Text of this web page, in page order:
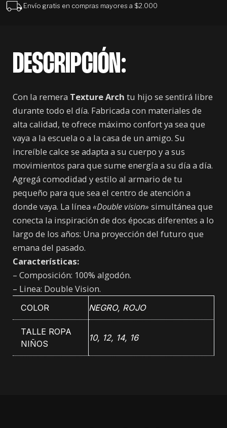
Envío gratis en compras mayores a $2.000
DESCRIPCIÓN:
Con la remera Texture Arch tu hijo se sentirá libre
durante todo el día. Fabricada con materiales de
alta calidad, te ofrece máximo confort ya sea que
vaya a la escuela o a la casa de un amigo. Su
increíble calce se adapta a su cuerpo y a sus
movimientos para que sume energía a su día a día.
Agregá comodidad y estilo al armario de tu
pequeño para que sea el centro de atención a
donde vaya. La línea «Double vision» simultánea que
conecta la inspiración de dos épocas diferentes a lo
largo de los años: Una proyección del futuro que
emana del pasado.
Características:
– Composición: 100% algodón.
– Linea: Double Vision.
COLOR NEGRO, ROJO
TALLE ROPA
NIÑOS
10, 12, 14, 16